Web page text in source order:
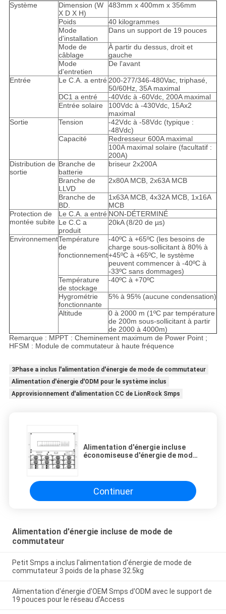
Système
Dimension (W
X D X H)
483mm x 400mm x 356mm
Poids
40 kilogrammes
Mode
d'installation
Dans un support de 19 pouces
Mode de
câblage
À partir du dessus, droit et
gauche
Mode
d'entretien
De l'avant
Entrée Le C.A. a entré 200-277/346-480Vac, triphasé,
50/60Hz, 35A maximal
DC1 a entré
-40Vdc à -60Vdc, 200A maximal
Entrée solaire
100Vdc à -430Vdc, 15Ax2
maximal
Sortie
Tension
-42Vdc à -58Vdc (typique :
-48Vdc)
Capacité
Redresseur 600A maximal
100A maximal solaire (facultatif :
200A)
Distribution de
sortie
Branche de
batterie
briseur 2x200A
Branche de
LLVD
2x80A MCB, 2x63A MCB
Branche de
BD.
1x63A MCB, 4x32A MCB, 1x16A
MCB
Protection de
montée subite
Le C.A. a entré NON-DÉTERMINÉ
Le C.C a
produit
20kA (8/20 de µs)
EnvironnementTempérature
de
fonctionnement
-40ºC à +65ºC (les besoins de
charge sous-sollicitant à 80% à
+45ºC à +65ºC, le système
peuvent commencer à -40ºC à
-33ºC sans dommages)
Température
de stockage
-40ºC à +70ºC
Hygrométrie
fonctionnante
5% à 95% (aucune condensation)
Altitude
0 à 2000 m (1ºC par température
de 200m sous-sollicitant à partir
de 2000 à 4000m)
Remarque : MPPT : Cheminement maximum de Power Point ;
HFSM : Module de commutateur à haute fréquence
3Phase a inclus l'alimentation d'énergie de mode de commutateur
Alimentation d'énergie d'ODM pour le système inclus
Approvisionnement d'alimentation CC de LionRock Smps
Alimentation d'énergie incluse
économiseuse d'énergie de mode
Continuer
Alimentation d'énergie incluse de mode de
commutateur
Petit Smps a inclus l'alimentation d'énergie de mode de
commutateur 3 poids de la phase 32.5kg
Alimentation d'énergie d'OEM Smps d'ODM avec le support de
19 pouces pour le réseau d'Access